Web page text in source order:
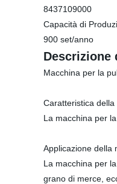
8437109000
Capacità di
900 set/anno
Descrizione
Macchina per la
Caratteristica
La macchina per
Applicazione della
La macchina per
grano di merce,